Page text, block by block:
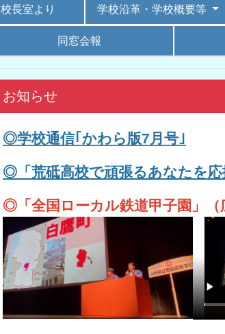
校長室より 学校沿革・学校概要等
同窓会報
お知らせ
◎学校通信｢ かわら版7 月号｣
◎「荒砥高校で頑張るあなたを応
◎「全国ローカル鉄道甲子園」（